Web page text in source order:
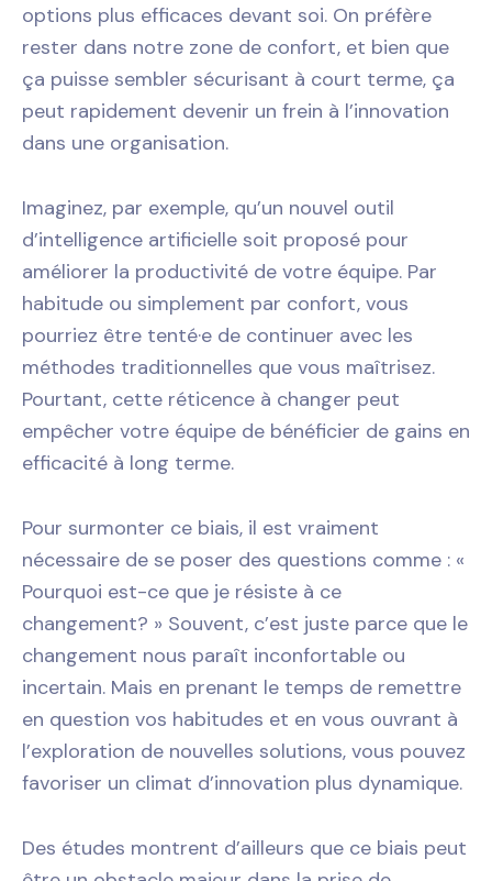
options plus efficaces devant soi. On préfère
rester dans notre zone de confort, et bien que
ça puisse sembler sécurisant à court terme, ça
peut rapidement devenir un frein à l’innovation
dans une organisation.
Imaginez, par exemple, qu’un nouvel outil
d’intelligence artificielle soit proposé pour
améliorer la productivité de votre équipe. Par
habitude ou simplement par confort, vous
pourriez être tenté·e de continuer avec les
méthodes traditionnelles que vous maîtrisez.
Pourtant, cette réticence à changer peut
empêcher votre équipe de bénéficier de gains en
efficacité à long terme.
Pour surmonter ce biais, il est vraiment
nécessaire de se poser des questions comme : «
Pourquoi est-ce que je résiste à ce
changement? » Souvent, c’est juste parce que le
changement nous paraît inconfortable ou
incertain. Mais en prenant le temps de remettre
en question vos habitudes et en vous ouvrant à
l’exploration de nouvelles solutions, vous pouvez
favoriser un climat d’innovation plus dynamique.
Des études montrent d’ailleurs que ce biais peut